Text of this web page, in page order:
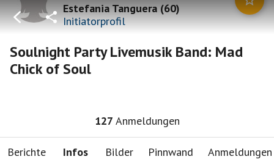
Estefania Tanguera(60)
Initiatorprofil
Soulnight Party Livemusik Band: Mad
Chick of Soul
127 Anmeldungen
Berichte Infos Bilder Pinnwand Anmeldungen